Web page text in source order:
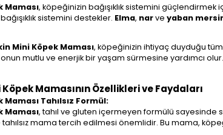
Maması, köpeğinizin bağışıklık sistemini
sistemini destekler. Elma, narve yaban
Mini Köpek Maması, köpeğinizin ihtiyaç duyduğu
mutlu ve enerjik bir yaşam sürmesine yardımcı
Köpek Mamasının Özellikleri ve Faydaları
Maması Tahılsız Formül:
Maması, tahıl ve gluten içermeyen formülü sayesinde
mama tercih edilmesi önemlidir. Bu mama,